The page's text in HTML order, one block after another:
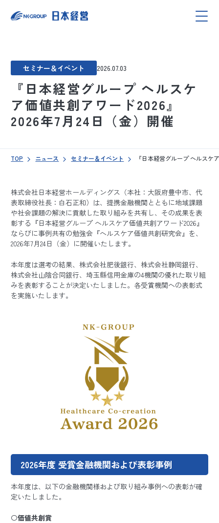
セミナー＆イベント 2026.07.03
『日本経営グループ ヘルスケ
ア価値共創アワード2026』
2026年7月24日（金）開催
TOP ニュース セミナー＆イベント 『日本経営グループ ヘルスケ
株式会社日本経営ホールディングス（本社：大阪府豊中市、代
表取締役社長：白石正和）は、提携金融機関とともに地域課題
や社会課題の解決に貢献した取り組みを共有し、その成果を表
彰する『日本経営グループ ヘルスケア価値共創アワード2026』
ならびに事例共有の勉強会『ヘルスケア価値共創研究会』を、
2026年7月24日（金）に開催いたします。
本年度は選考の結果、株式会社肥後銀行、株式会社静岡銀行、
株式会社山陰合同銀行、埼玉縣信用金庫の4機関の優れた取り組
みを表彰することが決定いたしました。各受賞機関への表彰式
を実施いたします。
2026年度 受賞金融機関および表彰事例
本年度は、以下の金融機関様および取り組み事例への表彰が確
定いたしました。
〇価値共創賞